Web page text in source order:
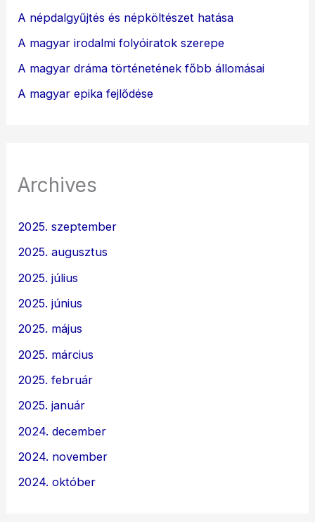
A népdalgyűjtés és népköltészet hatása
A magyar irodalmi folyóiratok szerepe
A magyar dráma történetének főbb állomásai
A magyar epika fejlődése
Archives
2025. szeptember
2025. augusztus
2025. július
2025. június
2025. május
2025. március
2025. február
2025. január
2024. december
2024. november
2024. október